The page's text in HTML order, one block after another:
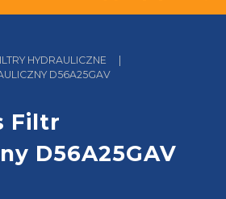
HYDRAULICZNE
|
D56A25GAV
Filtr
D56A25GAV